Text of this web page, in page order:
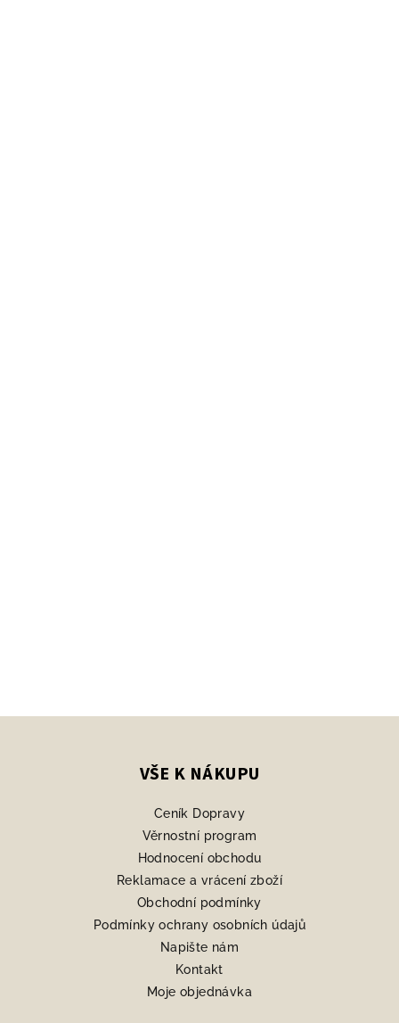
VŠE K NÁKUPU
Ceník Dopravy
Věrnostní program
Hodnocení obchodu
Reklamace a vrácení zboží
Obchodní podmínky
Podmínky ochrany osobních údajů
Napište nám
Kontakt
Moje objednávka